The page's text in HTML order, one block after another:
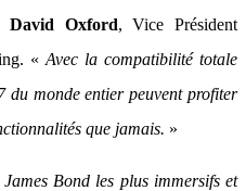
David Oxford, Vice Président
« Avec la compatibilité totale
du monde entier peuvent profiter
que jamais. »
Bond les plus immersifs et